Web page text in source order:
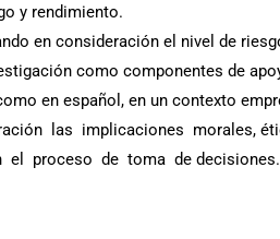
y rendimiento.
en consideración el nivel de
como componentes de
en español, en un contexto
las implicaciones morales,
el proceso de toma de decisiones.